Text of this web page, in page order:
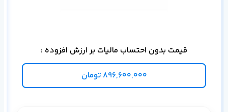
قیمت بدون احتساب مالیات بر ارزش افزوده :
896,600,000 تومان